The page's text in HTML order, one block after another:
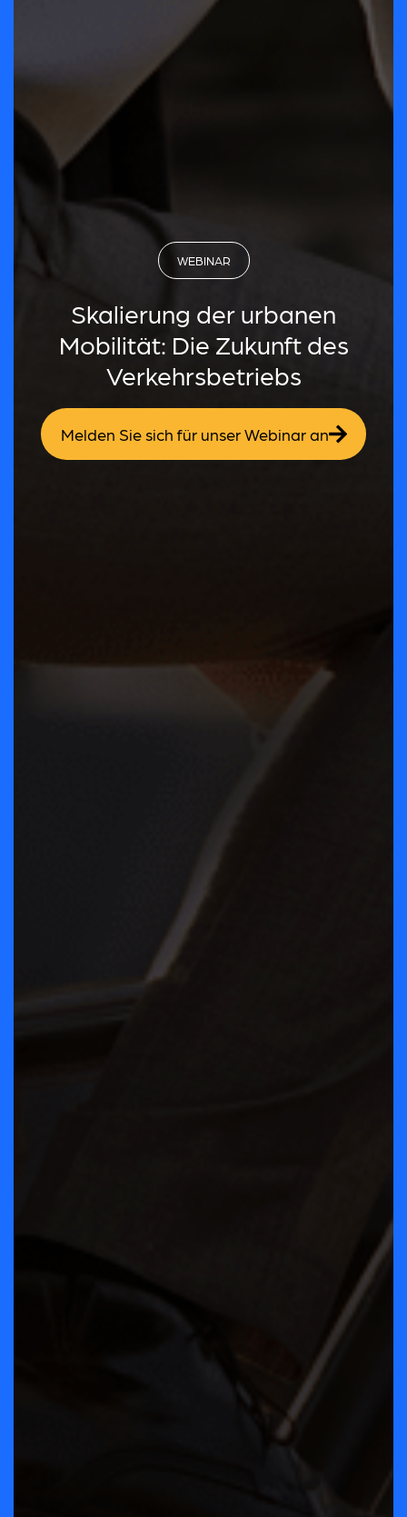
WEBINAR
Skalierung der urbanen
Mobilität: Die Zukunft des
Verkehrsbetriebs
Melden Sie sich für unser Webinar an